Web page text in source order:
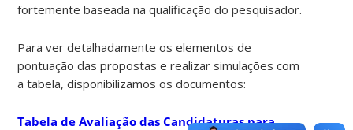
fortemente baseada na qualificação do pesquisador.
Para ver detalhadamente os elementos de
pontuação das propostas e realizar simulações com
a tabela, disponibilizamos os documentos:
Tabela de Avaliação das Candidaturas para